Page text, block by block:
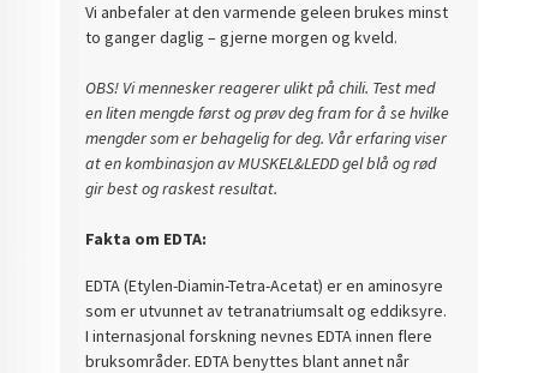
Vi anbefaler at den varmende geleen brukes minst
to ganger daglig – gjerne morgen og kveld.
OBS! Vi mennesker reagerer ulikt på chili. Test med
en liten mengde først og prøv deg fram for å se hvilke
mengder som er behagelig for deg. Vår erfaring viser
at en kombinasjon av MUSKEL&LEDD gel blå og rød
gir best og raskest resultat.
Fakta om EDTA:
EDTA (Etylen-Diamin-Tetra-Acetat) er en aminosyre
som er utvunnet av tetranatriumsalt og eddiksyre.
I internasjonal forskning nevnes EDTA innen flere
bruksområder. EDTA benyttes blant annet når